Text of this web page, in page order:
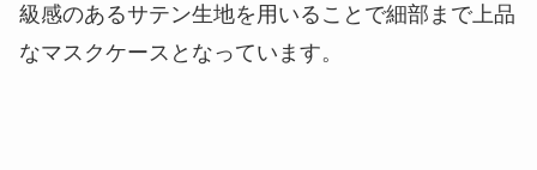
級感のあるサテン生地を用いることで細部まで上品
なマスクケースとなっています。